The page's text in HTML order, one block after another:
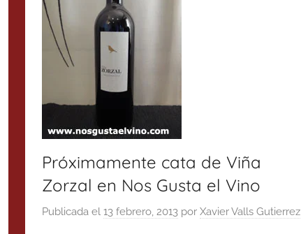
Próximamente cata de Viña
Zorzal en Nos Gusta el Vino
Publicada el13 febrero, 2013 porXavier Valls Gutierrez